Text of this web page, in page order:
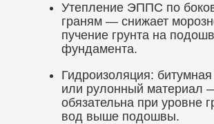
Утепление ЭППС по
граням — снижает
пучение грунта на
фундамента.
Гидроизоляция:
или рулонный материал
обязательна при уровне
вод выше подошвы.